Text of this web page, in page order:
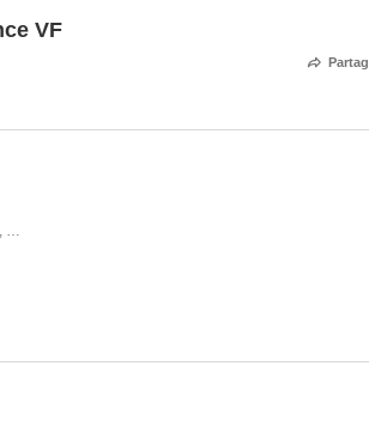
VF
, Katharine Ross